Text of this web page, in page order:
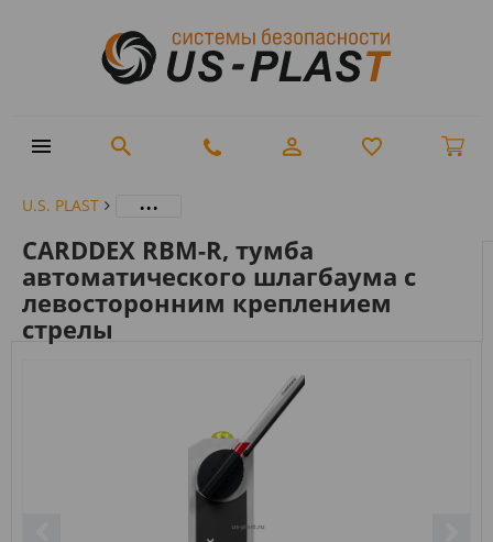
U.S. PLAST ...
CARDDEX RBM-R, тумба
автоматического шлагбаума с
левосторонним креплением
стрелы